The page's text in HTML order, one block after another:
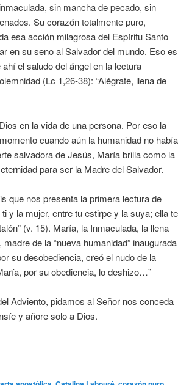
sin mancha de pecado, sin
Su corazón totalmente puro,
esa acción milagrosa del Espíritu Santo
en su seno al Salvador del mundo. Eso es
el saludo del ángel en la lectura
(Lc 1,26-38): “Alégrate, llena de
en la vida de una persona. Por eso la
cuando aún la humanidad no había
salvadora de Jesús, María brilla como la
para ser la Madre del Salvador.
que nos presenta la primera lectura de
y la mujer, entre tu estirpe y la suya; ella te
(v. 15). María, la Inmaculada, la llena
de la “nueva humanidad” inaugurada
su desobediencia, creó el nudo de la
por su obediencia, lo deshizo…”
Adviento, pidamos al Señor nos conceda
y añore solo a Dios.